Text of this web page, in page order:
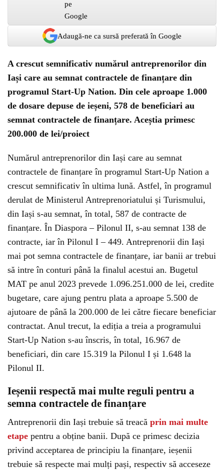
Adaugă-ne ca sursă preferată în Google
A crescut semnificativ numărul antreprenorilor din
Iași care au semnat contractele de finanțare din
programul Start-Up Nation. Din cele aproape 1.000
de dosare depuse de ieșeni, 578 de beneficiari au
semnat contractele de finanțare. Aceștia primesc
200.000 de lei/proiect
Numărul antreprenorilor din Iași care au semnat
contractele de finanțare în programul Start-Up Nation a
crescut semnificativ în ultima lună. Astfel, în programul
derulat de Ministerul Antreprenoriatului și Turismului,
din Iași s-au semnat, în total, 587 de contracte de
finanțare. În Diaspora – Pilonul II, s-au semnat 138 de
contracte, iar în Pilonul I – 449. Antreprenorii din Iași
mai pot semna contractele de finanțare, iar banii ar trebui
să intre în conturi până la finalul acestui an. Bugetul
MAT pe anul 2023 prevede 1.096.251.000 de lei, credite
bugetare, care ajung pentru plata a aproape 5.500 de
ajutoare de până la 200.000 de lei către fiecare beneficiar
contractat. Anul trecut, la ediția a treia a programului
Start-Up Nation s-au înscris, în total, 16.967 de
beneficiari, din care 15.319 la Pilonul I și 1.648 la
Pilonul II.
Ieșenii respectă mai multe reguli pentru a
semna contractele de finanțare
Antreprenorii din Iași trebuie să treacă prin mai multe
etape pentru a obține banii. După ce primesc decizia
privind acceptarea de principiu la finanțare, ieșenii
trebuie să respecte mai mulți pași, respectiv să acceseze